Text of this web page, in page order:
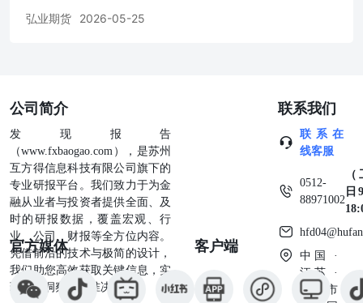
弘业期货 2026-05-25
公司简介
发现报告
（www.fxbaogao.com），是苏州
互方得信息科技有限公司旗下的
专业研报平台。我们致力于为金
融从业者与投资者提供全面、及
时的研报数据，覆盖宏观、行
业、公司、财报等全方位内容。
凭借前沿的技术与极简的设计，
我们助您高效获取关键信息，实
现深度洞察与精准决策。
官方媒体 客户端
联系我们
联系在
线客服
0512-
88971002
日
中国 ·
江苏 ·
苏州市